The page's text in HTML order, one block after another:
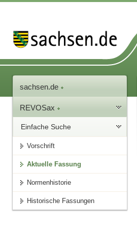
sachsen.de
REVOSax
Einfache Suche
Vorschrift
Aktuelle Fassung
Normenhistorie
Historische Fassungen